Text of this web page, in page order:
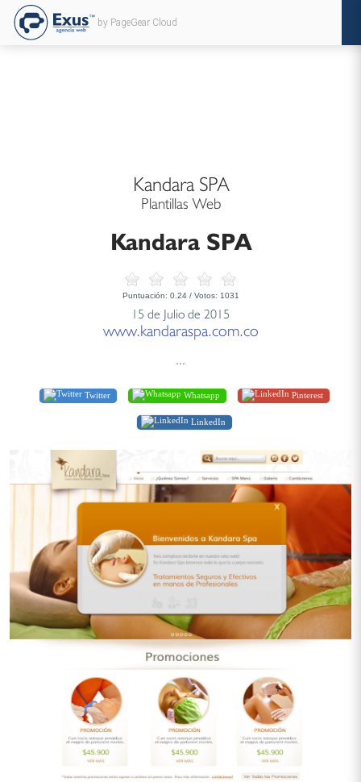
by PageGear Cloud
Kandara SPA
Plantillas Web
Kandara SPA
Puntuación: 0.24/ Votos: 1031
15 de Julio de 2015
www.kandaraspa.com.co
...
Twitter Whatsapp Pinterest
LinkedIn